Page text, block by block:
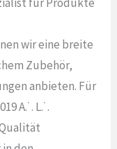
wir eine breite
Zubehör,
anbieten. Für
A.˙. L.˙.